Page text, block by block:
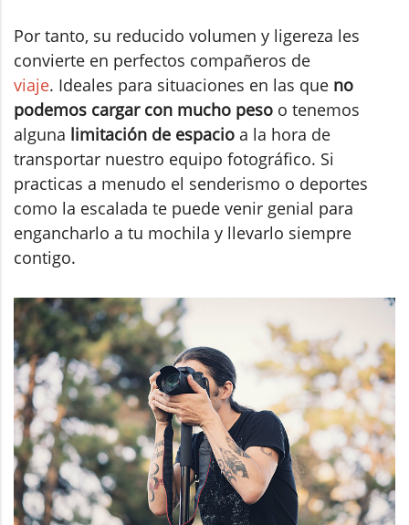
Por tanto, su reducido volumen y ligereza les
convierte en perfectos compañeros de
viaje. Ideales para situaciones en las que no
podemos cargar con mucho peso o tenemos
alguna limitación de espacio a la hora de
transportar nuestro equipo fotográfico. Si
practicas a menudo el senderismo o deportes
como la escalada te puede venir genial para
engancharlo a tu mochila y llevarlo siempre
contigo.